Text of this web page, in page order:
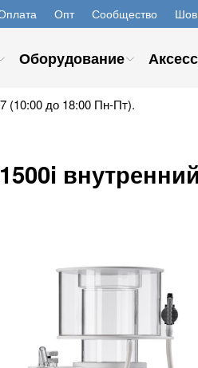
Опт Сообщество
Оборудование
(10:00 до 18:00 Пн-Пт).
внутренний